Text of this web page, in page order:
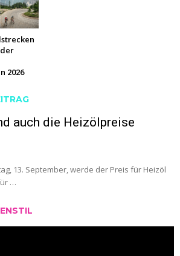
2026
auch die Heizölpreise
13. September, werde der Preis für Heizöl
…